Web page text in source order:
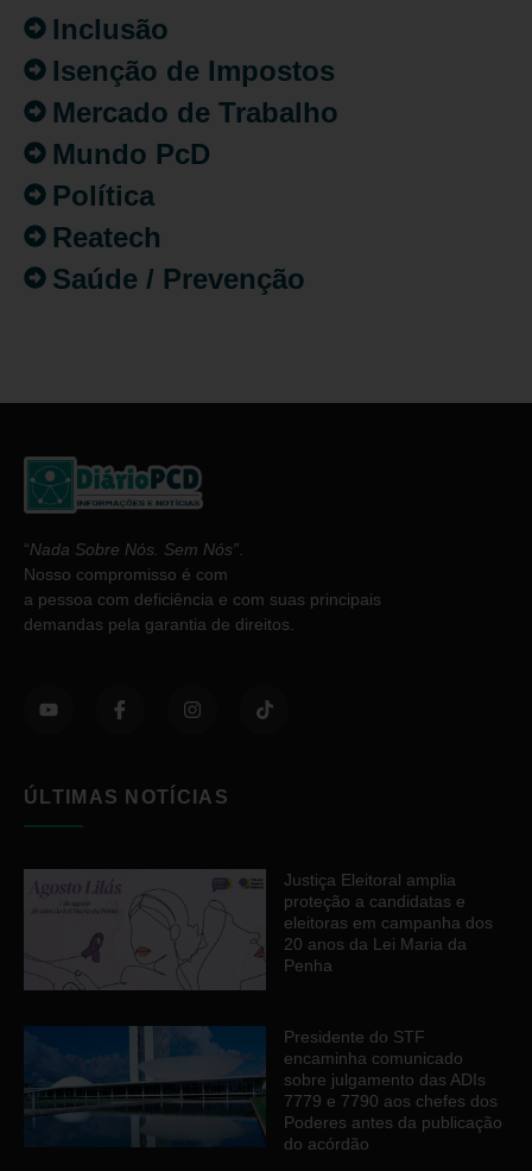
Inclusão
Isenção de Impostos
Mercado de Trabalho
Mundo PcD
Política
Reatech
Saúde / Prevenção
“Nada Sobre Nós. Sem Nós”
Nosso compromisso é com
a pessoa com deficiência e com suas principais
demandas pela garantia de direitos.
ÚLTIMAS NOTÍCIAS
Justiça Eleitoral amplia
proteção a candidatas e
eleitoras em campanha dos
20 anos da Lei Maria da
Penha
Presidente do STF
encaminha comunicado
sobre julgamento das ADIs
7779 e 7790 aos chefes dos
Poderes antes da publicação
do acórdão